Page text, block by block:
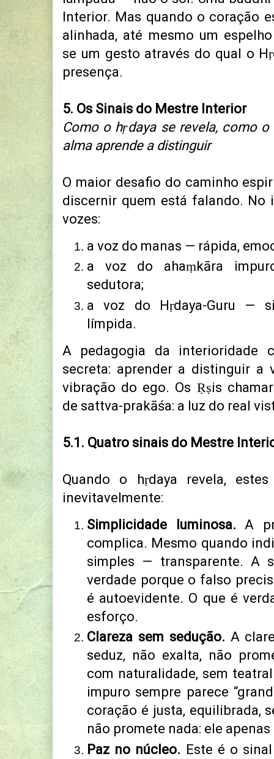
Interior. Mas quando o coração
alinhada, até mesmo um
se um gesto através do qual o
presença.
5. Os Sinais do Mestre Interior
Como o hṛdaya se revela, como
alma aprende a distinguir
O maior desafio do caminho
discernir quem está falando. No
vozes:
a voz do manas — rápida,
a voz do ahaṃkāra
sedutora;
a voz do Hṛdaya-Guru —
límpida.
A pedagogia da interioridade
secreta: aprender a distinguir a
vibração do ego. Os Ṛṣis
de sattva-prakāśa: a luz do real
5.1. Quatro sinais do Mestre
Quando o hṛdaya revela,
inevitavelmente:
Simplicidade luminosa. A
complica. Mesmo quando
simples — transparente. A
verdade porque o falso
é autoevidente. O que é
esforço.
Clareza sem sedução. A
seduz, não exalta, não
com naturalidade, sem
impuro sempre parece
coração é justa, equilibrada,
não promete nada: ele
Paz no núcleo. Este é o